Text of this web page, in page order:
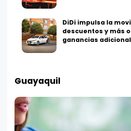
DiDi impulsa la
descuentos y más
ganancias
Guayaquil